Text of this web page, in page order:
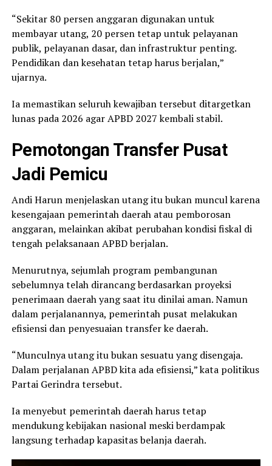
“Sekitar 80 persen anggaran digunakan untuk
membayar utang, 20 persen tetap untuk pelayanan
publik, pelayanan dasar, dan infrastruktur penting.
Pendidikan dan kesehatan tetap harus berjalan,”
ujarnya.
Ia memastikan seluruh kewajiban tersebut ditargetkan
lunas pada 2026 agar APBD 2027 kembali stabil.
Pemotongan Transfer Pusat
Jadi Pemicu
Andi Harun menjelaskan utang itu bukan muncul karena
kesengajaan pemerintah daerah atau pemborosan
anggaran, melainkan akibat perubahan kondisi fiskal di
tengah pelaksanaan APBD berjalan.
Menurutnya, sejumlah program pembangunan
sebelumnya telah dirancang berdasarkan proyeksi
penerimaan daerah yang saat itu dinilai aman. Namun
dalam perjalanannya, pemerintah pusat melakukan
efisiensi dan penyesuaian transfer ke daerah.
“Munculnya utang itu bukan sesuatu yang disengaja.
Dalam perjalanan APBD kita ada efisiensi,” kata politikus
Partai Gerindra tersebut.
Ia menyebut pemerintah daerah harus tetap
mendukung kebijakan nasional meski berdampak
langsung terhadap kapasitas belanja daerah.